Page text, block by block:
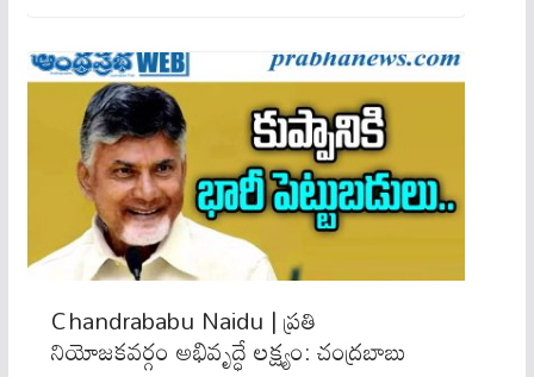
Chandrababu Naidu | ప్రతి
నియోజకవర్గం అభివృద్ధే లక్ష్యం: చంద్రబాబు